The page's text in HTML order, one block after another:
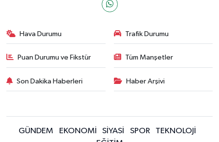
Hava Durumu Trafik Durumu
Puan Durumu ve Fikstür Tüm Manşetler
Son Dakika Haberleri Haber Arşivi
GÜNDEM EKONOMİ SİYASİ SPOR
TEKNOLOJİ